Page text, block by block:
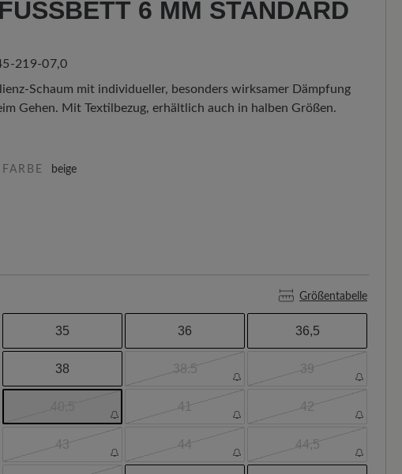
6 MM STANDARD H
219-07,0
Schaum mit individueller, besonders wirksamer Dämpfung
Gehen. Mit Textilbezug, erhältlich auch in halben Größen.
beige
Größentabelle
35 36 36,5
38 38.5 39
41 42
43 44 44,5